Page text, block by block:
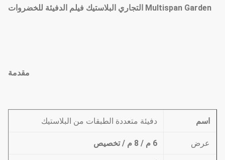
Multispan Garden التجاري البلاستيك فيلم الدفيئة للخضروات
مقدمة
اسم دفيئة متعددة الطبقات من البلاستيك
عرض 6 م / 8 م / تخصيص